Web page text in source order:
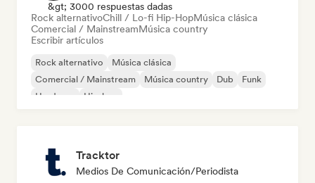
&gt; 3000 respuestas dadas
Rock alternativoChill / Lo-fi Hip-HopMúsica clásica
Comercial / MainstreamMúsica country
Escribir artículos
Rock alternativo
Música clásica
Comercial / Mainstream
Música country Dub
Funk
Hardcore
Hip-hop
Tracktor
Medios De Comunicación/Periodista